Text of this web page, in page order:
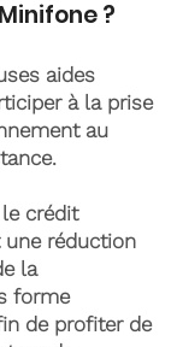
?
aides
à la prise
au
crédit
une réduction
la
forme
de profiter de